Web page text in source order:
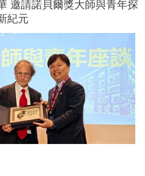
邀請諾貝爾獎大師與青年探
紀元